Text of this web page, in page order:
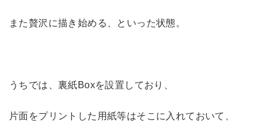
また贅沢に描き始める、といった状態。
うちでは、裏紙Boxを設置しており、
片面をプリントした用紙等はそこに入れておいて、